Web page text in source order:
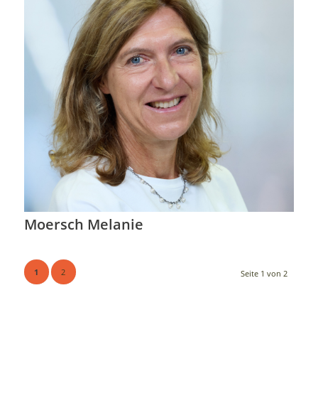
Moersch Melanie
Seite 1 von 2
1 2